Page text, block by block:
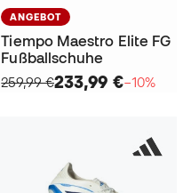
ANGEBOT
Tiempo Maestro Elite FG
Fußballschuhe
259,99 €233,99 €−10%